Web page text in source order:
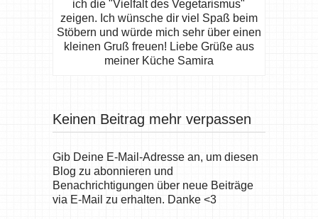
ich die "Vielfalt des Vegetarismus"
zeigen. Ich wünsche dir viel Spaß beim
Stöbern und würde mich sehr über einen
kleinen Gruß freuen! Liebe Grüße aus
meiner Küche Samira
Keinen Beitrag mehr verpassen
Gib Deine E-Mail-Adresse an, um diesen
Blog zu abonnieren und
Benachrichtigungen über neue Beiträge
via E-Mail zu erhalten. Danke <3